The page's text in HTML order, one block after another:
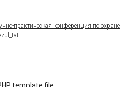
практическая конференция по охране